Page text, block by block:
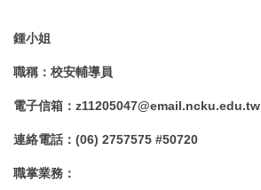
鍾小姐
職稱 ： 校安輔導員
電子信箱 ： z11205047@email.ncku.edu.tw
連絡電話 ： (06) 2757575 #50720
職掌業務 ：